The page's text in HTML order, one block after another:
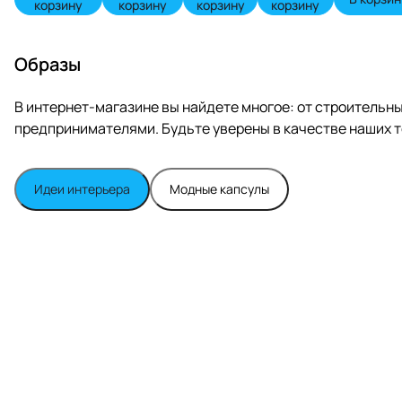
корзину корзину корзину корзину
Образы
В интернет-магазине вы найдете многое: от
предпринимателями. Будьте уверены в качестве наших
Идеи интерьера Модные капсулы